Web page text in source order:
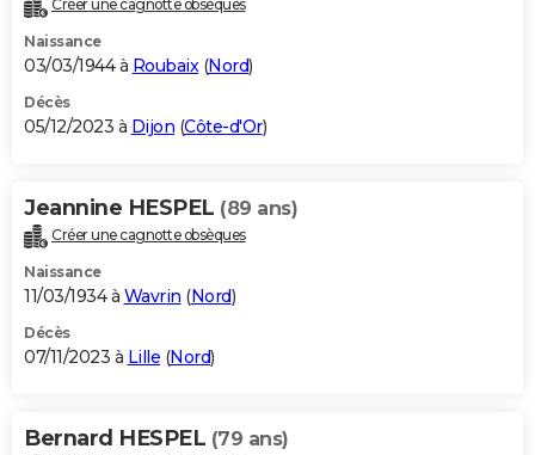
Créer une cagnotte obsèques
Naissance
03/03/1944 à Roubaix(Nord)
Décès
05/12/2023 à Dijon (Côte-d'Or)
Jeannine HESPEL (89 ans)
Créer une cagnotte obsèques
Naissance
11/03/1934 à Wavrin (Nord)
Décès
07/11/2023 à Lille (Nord)
Bernard HESPEL (79 ans)